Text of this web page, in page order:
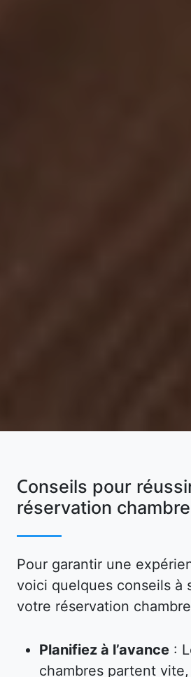
Conseils pour
réservation
Pour garantir une
voici quelques conseils à
votre réservation chambre
Planifiez à l’avance :
chambres partent